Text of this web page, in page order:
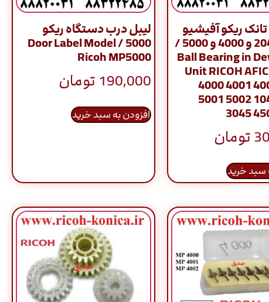
تانک ریکو آفیشیو
سری 2045 و 4000 و 5000 /
Ball Bearing in
Unit RICOH
4000 4001
5001 5002
3045
تومان
سبد خرید
لیبل درب دستگاه ریکو
5000 / Door Label Model
Ricoh MP5000
190,000 تومان
افزودن به سبد خرید